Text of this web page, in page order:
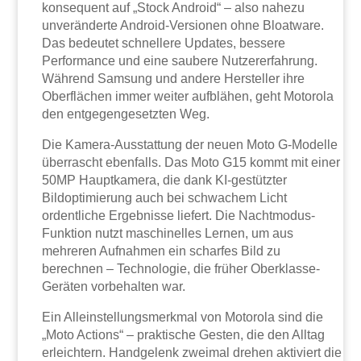
konsequent auf „Stock Android“ – also nahezu
unveränderte Android-Versionen ohne Bloatware.
Das bedeutet schnellere Updates, bessere
Performance und eine saubere Nutzererfahrung.
Während Samsung und andere Hersteller ihre
Oberflächen immer weiter aufblähen, geht Motorola
den entgegengesetzten Weg.
Die Kamera-Ausstattung der neuen Moto G-Modelle
überrascht ebenfalls. Das Moto G15 kommt mit einer
50MP Hauptkamera, die dank KI-gestützter
Bildoptimierung auch bei schwachem Licht
ordentliche Ergebnisse liefert. Die Nachtmodus-
Funktion nutzt maschinelles Lernen, um aus
mehreren Aufnahmen ein scharfes Bild zu
berechnen – Technologie, die früher Oberklasse-
Geräten vorbehalten war.
Ein Alleinstellungsmerkmal von Motorola sind die
„Moto Actions“ – praktische Gesten, die den Alltag
erleichtern. Handgelenk zweimal drehen aktiviert die